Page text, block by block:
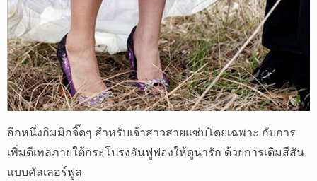
อีกหนึ่งกิมมิกจี๊ดๆ สำหรับเจ้าสาวสายแซ่บโดยเฉพาะ กับการ
เพิ่มดีเทลภายใต้กระโปรงอันฟูฟ่องให้ดูน่ารัก ด้วยการเติมสีสัน
แบบคัลเลอร์ฟูล